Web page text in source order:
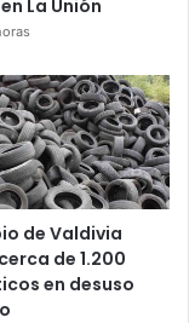
La Unión
de Valdivia
de 1.200
en desuso